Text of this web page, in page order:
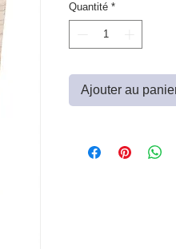
Quantité *
Ajouter au